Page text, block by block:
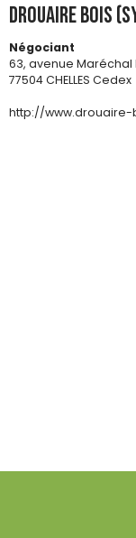
DROUAIRE BOIS
Négociant
63, avenue Maréchal
77504 CHELLES Cedex
http://